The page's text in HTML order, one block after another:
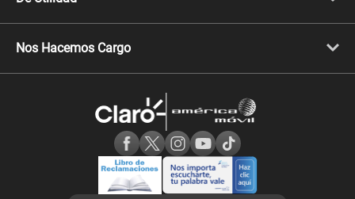
Celulares Samsung
Celulares Motorola
Llamada por llamada
Comprobantes electrónicos
Consulta de IMEI
Nos Hacemos Cargo
Consulta de reclamos
Adquirientes iPhone 6, 6S y SE
Mensaje de Seguridad
Términos y Condiciones de Tienda Claro
Libro de Reclamaciones
Legales de marketplace